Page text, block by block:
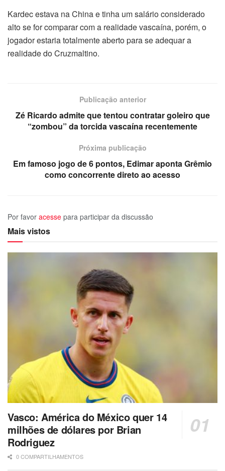
Kardec estava na China e tinha um salário considerado
alto se for comparar com a realidade vascaína, porém, o
jogador estaria totalmente aberto para se adequar a
realidade do Cruzmaltino.
Publicação anterior
Zé Ricardo admite que tentou contratar goleiro que
“zombou” da torcida vascaína recentemente
Próxima publicação
Em famoso jogo de 6 pontos, Edimar aponta Grêmio
como concorrente direto ao acesso
Por favor acesse para participar da discussão
Mais vistos
Vasco: América do México quer 14
milhões de dólares por Brian
Rodriguez
0 COMPARTILHAMENTOS